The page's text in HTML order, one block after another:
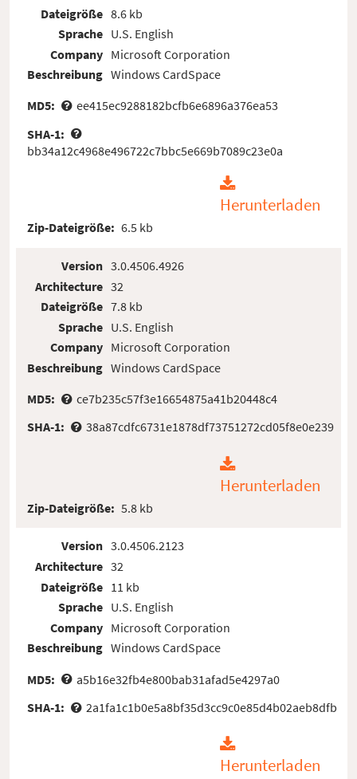
Dateigröße
Sprache
Company
Beschreibung
8.6 kb
U.S. English
Microsoft Corporation
Windows CardSpace
MD5:
ee415ec9288182bcfb6e6896a376ea53
SHA-1:
bb34a12c4968e496722c7bbc5e669b7089c23e0a
Herunterladen
Zip-Dateigröße: 6.5 kb
Version
Architecture
Dateigröße
Sprache
Company
Beschreibung
3.0.4506.4926
32
7.8 kb
U.S. English
Microsoft Corporation
Windows CardSpace
MD5:
ce7b235c57f3e16654875a41b20448c4
SHA-1:
38a87cdfc6731e1878df73751272cd05f8e0e239
Herunterladen
Zip-Dateigröße: 5.8 kb
Version
Architecture
Dateigröße
Sprache
Company
Beschreibung
3.0.4506.2123
32
11 kb
U.S. English
Microsoft Corporation
Windows CardSpace
MD5:
a5b16e32fb4e800bab31afad5e4297a0
SHA-1:
2a1fa1c1b0e5a8bf35d3cc9c0e85d4b02aeb8dfb
Herunterladen